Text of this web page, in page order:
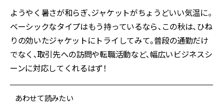
ようやく暑さが和らぎ、ジャケットがちょうどいい気温に。
ベーシックなタイプはもう持っているなら、この秋は、ひね
りの効いたジャケットにトライしてみて。普段の通勤だけ
でなく、取引先への訪問や転職活動など、幅広いビジネスシ
ーンに対応してくれるはず！
あわせて読みたい